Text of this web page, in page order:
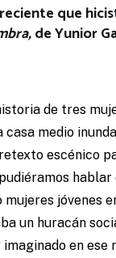
que
de Yunior
de tres
casa medio
escénico
hablar
jóvenes
un huracán
en ese